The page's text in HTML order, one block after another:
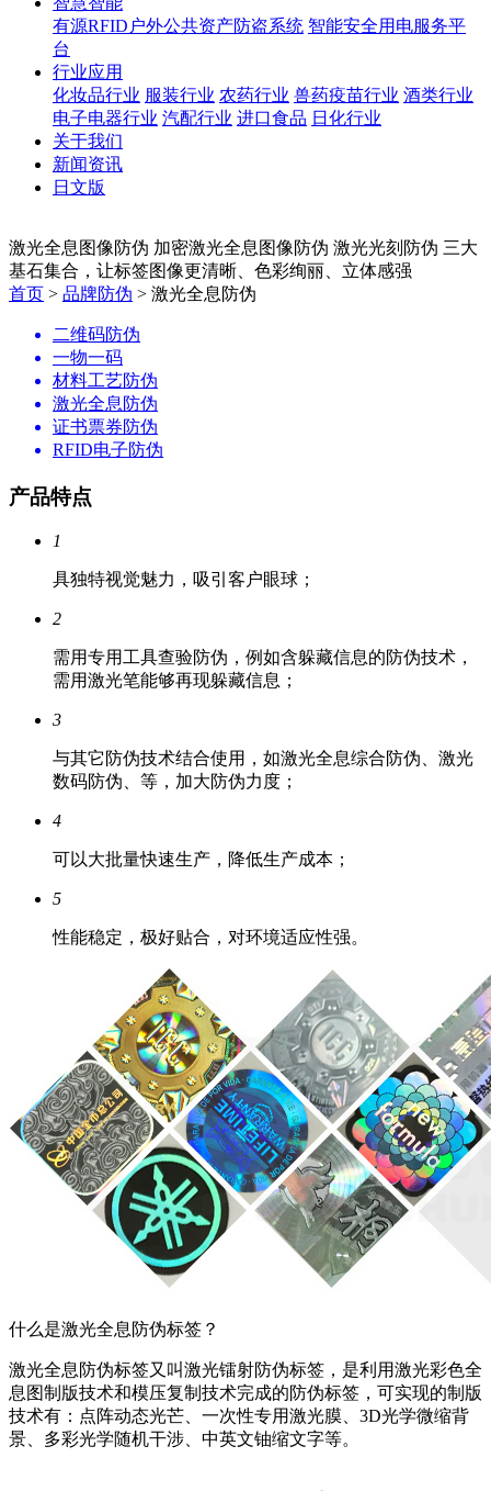
有源RFID户外公共资产防盗系统 智能安全用电服务平
台
行业应用
化妆品行业 服装行业 农药行业 兽药疫苗行业 酒类行业
电子电器行业 汽配行业 进口食品 日化行业
关于我们
新闻资讯
日文版
激光全息图像防伪 加密激光全息图像防伪 激光光刻防伪 三大
基石集合，让标签图像更清晰、色彩绚丽、立体感强
首页 > 品牌防伪 > 激光全息防伪
二维码防伪
一物一码
材料工艺防伪
激光全息防伪
证书票券防伪
RFID电子防伪
产品特点
1
具独特视觉魅力，吸引客户眼球；
2
需用专用工具查验防伪，例如含躲藏信息的防伪技术，
需用激光笔能够再现躲藏信息；
3
与其它防伪技术结合使用，如激光全息综合防伪、激光
数码防伪、等，加大防伪力度；
4
可以大批量快速生产，降低生产成本；
5
性能稳定，极好贴合，对环境适应性强。
什么是激光全息防伪标签？
激光全息防伪标签又叫激光镭射防伪标签，是利用激光彩色全
息图制版技术和模压复制技术完成的防伪标签，可实现的制版
技术有：点阵动态光芒、一次性专用激光膜、3D光学微缩背
景、多彩光学随机干涉、中英文铀缩文字等。